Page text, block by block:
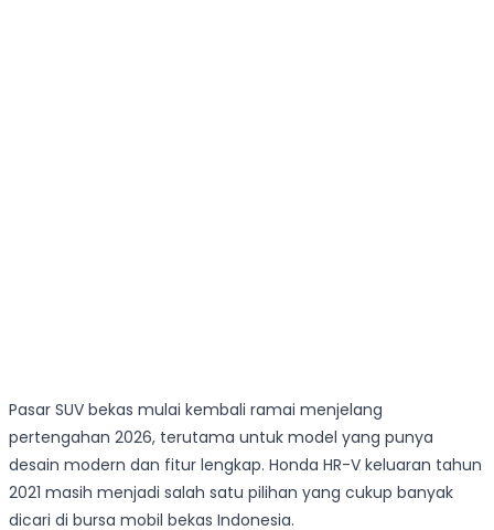
Pasar SUV bekas mulai kembali ramai menjelang
pertengahan 2026, terutama untuk model yang punya
desain modern dan fitur lengkap. Honda HR-V keluaran tahun
2021 masih menjadi salah satu pilihan yang cukup banyak
dicari di bursa mobil bekas Indonesia.